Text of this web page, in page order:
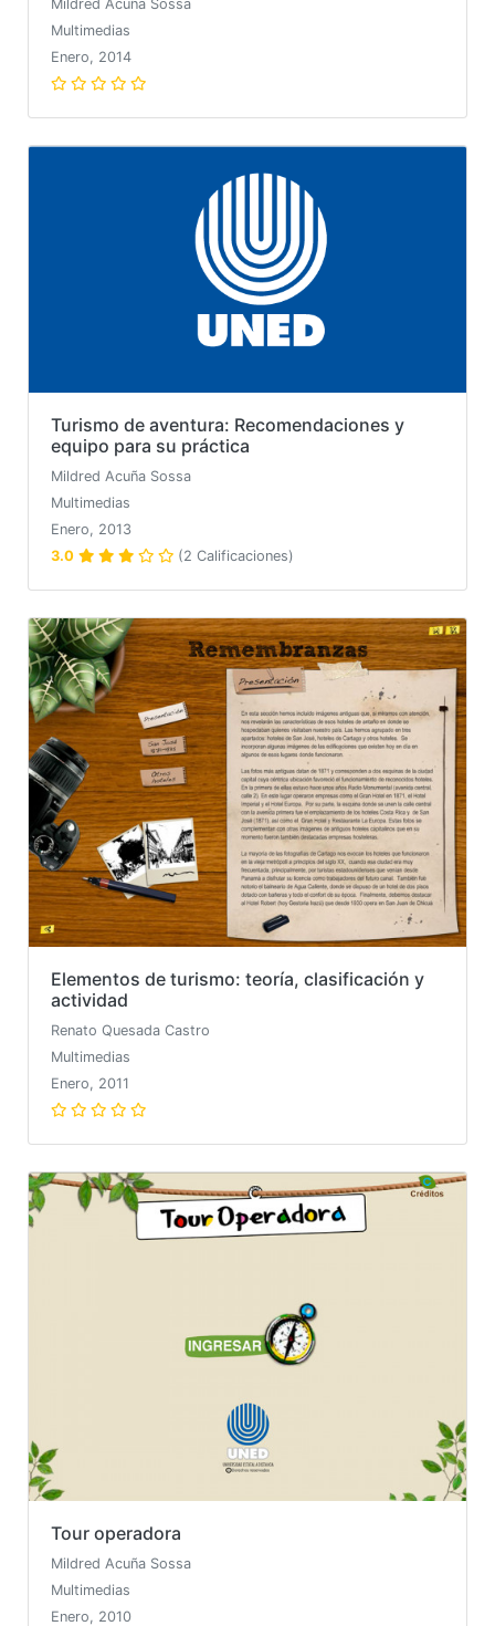
Mildred Acuña Sossa
Multimedias
Enero, 2014
Turismo de aventura: Recomendaciones y
equipo para su práctica
Mildred Acuña Sossa
Multimedias
Enero, 2013
3.0
(2 Calificaciones)
Elementos de turismo: teoría, clasificación y
actividad
Renato Quesada Castro
Multimedias
Enero, 2011
Tour operadora
Mildred Acuña Sossa
Multimedias
Enero, 2010